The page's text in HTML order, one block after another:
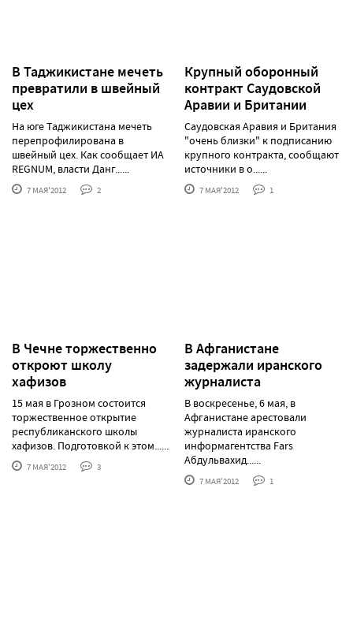
В Таджикистане мечеть
превратили в швейный
цех
На юге Таджикистана мечеть
перепрофилирована в
швейный цех. Как сообщает ИА
REGNUM, власти Данг......
7 МАЯ'2012 2
Крупный оборонный
контракт Саудовской
Аравии и Британии
Саудовская Аравия и Британия
"очень близки" к подписанию
крупного контракта, сообщают
источники в о......
7 МАЯ'2012 1
В Чечне торжественно
откроют школу
хафизов
15 мая в Грозном состоится
торжественное открытие
республиканского школы
хафизов. Подготовкой к этом......
7 МАЯ'2012 3
В Афганистане
задержали иранского
журналиста
В воскресенье, 6 мая, в
Афганистане арестовали
журналиста иранского
информагентства Fars
Абдульвахид......
7 МАЯ'2012 1